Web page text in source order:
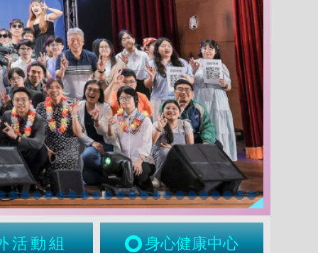
活動組 身心健康中心